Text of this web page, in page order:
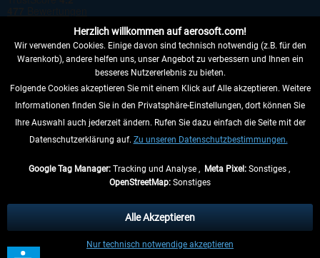
VERTRAG WIDERRUFEN
INFORMATIONEN
anders beschrieben.
** Gilt für Lieferungen innerhalb Deutschlands, Lieferzeiten für andere Länder
entnehmen Sie bitte denVersandinformationen
Herzlich willkommen auf aerosoft.com!
Wir verwenden Cookies. Einige davon sind technisch notwendig (z.B. für den
Warenkorb), andere helfen uns, unser Angebot zu verbessern und Ihnen ein
besseres Nutzererlebnis zu bieten.
Folgende Cookies akzeptieren Sie mit einem Klick auf Alle akzeptieren. Weitere
Informationen finden Sie in den Privatsphäre-Einstellungen, dort können Sie
Ihre Auswahl auch jederzeit ändern. Rufen Sie dazu einfach die Seite mit der
Datenschutzerklärung auf. Zu unseren Datenschutzbestimmungen.
Google Tag Manager:Tracking und Analyse , Meta Pixel:Sonstiges ,
OpenStreetMap: Sonstiges
Nur technisch notwendige akzeptieren
Alle Akzeptieren